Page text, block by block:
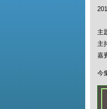
主
主
嘉
今